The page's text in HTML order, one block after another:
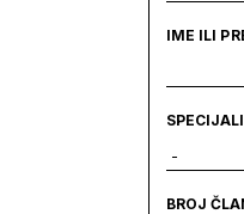
IME ILI
BROJ